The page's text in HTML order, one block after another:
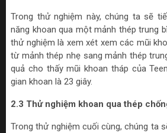
Trong thử nghiệm này, chúng ta sẽ
năng khoan qua một mảnh thép trung
thử nghiệm là xem xét xem các mũi
từ mảnh thép nhẹ sang mảnh thép
quả cho thấy mũi khoan tháp của
gian khoan là 23 giây.
2.3 Thử nghiệm khoan qua thép
Trong thử nghiệm cuối cùng, chúng ta